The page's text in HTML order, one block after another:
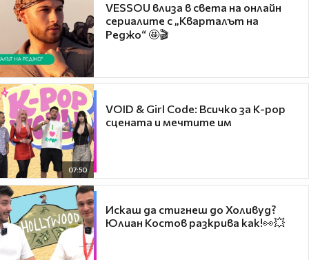
VESSOU влиза в света на онлайн
сериалите с „Кварталът на
Реджо“ 🤩🎬
07:50
VOID & Girl Code: Всичко за K-pop
сцената и мечтите им
Искаш да стигнеш до Холивуд?
Юлиан Костов разкрива как!👀💥